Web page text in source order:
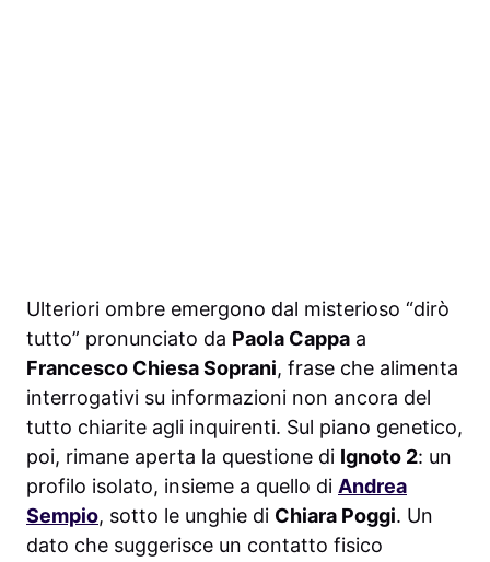
Ulteriori ombre emergono dal misterioso “dirò
tutto” pronunciato da Paola Cappa a
Francesco Chiesa Soprani, frase che alimenta
interrogativi su informazioni non ancora del
tutto chiarite agli inquirenti. Sul piano genetico,
poi, rimane aperta la questione di Ignoto 2: un
profilo isolato, insieme a quello di Andrea
Sempio, sotto le unghie di Chiara Poggi. Un
dato che suggerisce un contatto fisico